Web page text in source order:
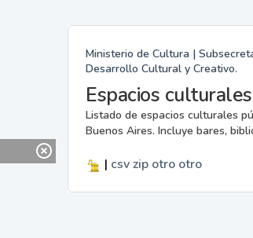
Ministerio de Cultura |
Desarrollo Cultural y Creativo.
Espacios
Listado de espacios culturales
Buenos Aires. Incluye bares,
| csvzip otro otro